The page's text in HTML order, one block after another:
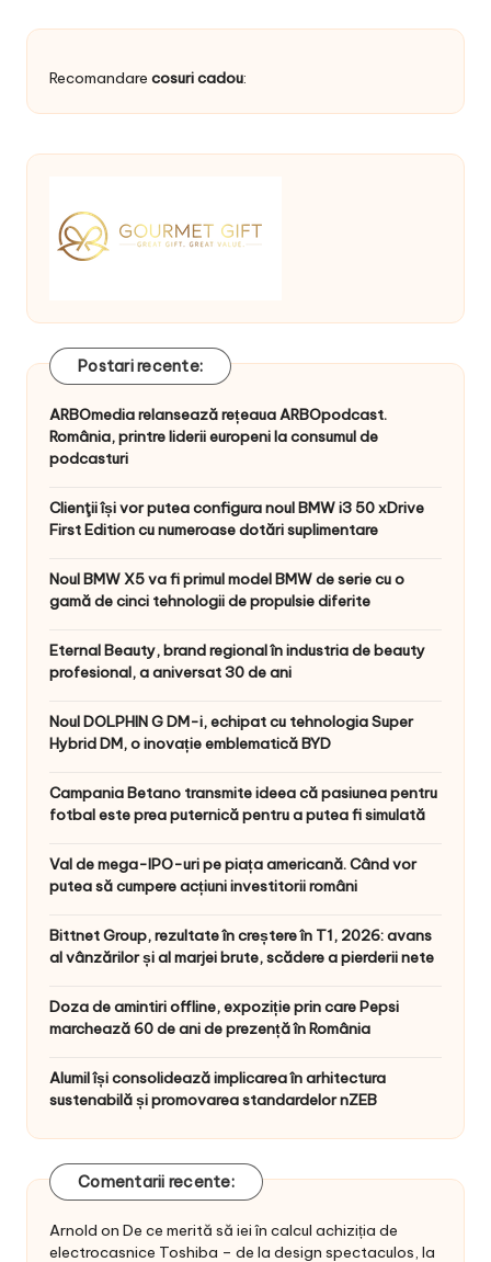
Recomandare cosuri cadou:
Postari recente:
ARBOmedia relansează rețeaua ARBOpodcast.
România, printre liderii europeni la consumul de
podcasturi
Clienţii își vor putea configura noul BMW i3 50 xDrive
First Edition cu numeroase dotări suplimentare
Noul BMW X5 va fi primul model BMW de serie cu o
gamă de cinci tehnologii de propulsie diferite
Eternal Beauty, brand regional în industria de beauty
profesional, a aniversat 30 de ani
Noul DOLPHIN G DM-i, echipat cu tehnologia Super
Hybrid DM, o inovație emblematică BYD
Campania Betano transmite ideea că pasiunea pentru
fotbal este prea puternică pentru a putea fi simulată
Val de mega-IPO-uri pe piața americană. Când vor
putea să cumpere acțiuni investitorii români
Bittnet Group, rezultate în creștere în T1, 2026: avans
al vânzărilor și al marjei brute, scădere a pierderii nete
Doza de amintiri offline, expoziție prin care Pepsi
marchează 60 de ani de prezență în România
Alumil își consolidează implicarea în arhitectura
sustenabilă și promovarea standardelor nZEB
Comentarii recente:
Arnold on De ce merită să iei în calcul achiziția de
electrocasnice Toshiba – de la design spectaculos, la